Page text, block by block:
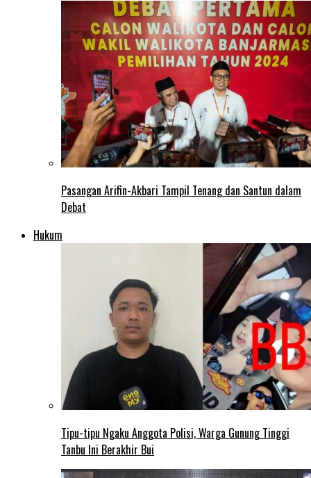
Pasangan Arifin-Akbari Tampil Tenang dan Santun dalam
Debat
Hukum
Tipu-tipu Ngaku Anggota Polisi, Warga Gunung Tinggi
Tanbu Ini Berakhir Bui